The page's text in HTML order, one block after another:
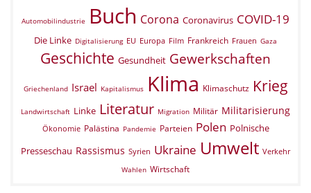
Automobilindustrie Buch Corona Coronavirus COVID-19
Die Linke Digitalisierung EU Europa Film Frankreich Frauen Gaza
Geschichte Gesundheit Gewerkschaften
Griechenland Israel Kapitalismus Klima Klimaschutz Krieg
Landwirtschaft Linke Literatur Migration Militär Militarisierung
Ökonomie Palästina Pandemie Parteien Polen Polnische
Presseschau Rassismus Syrien Ukraine Umwelt Verkehr
Wahlen Wirtschaft